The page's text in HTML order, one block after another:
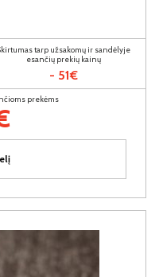
tarp užsakomų ir sandėlyje
esančių prekių kainų
- 51€
prekėms